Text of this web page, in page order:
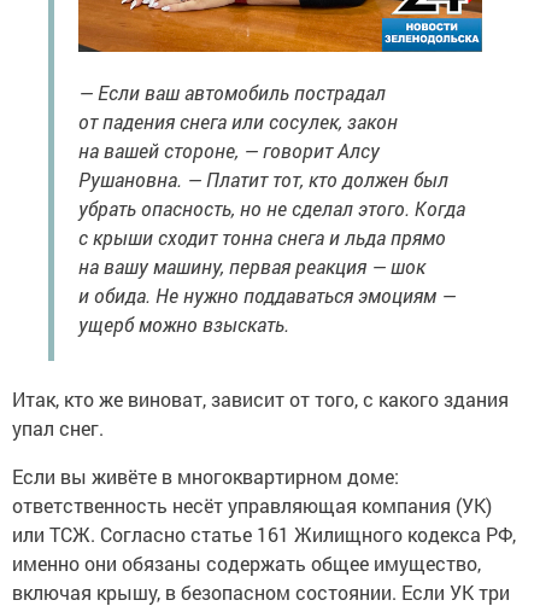
— Если ваш автомобиль пострадал
от падения снега или сосулек, закон
на вашей стороне, — говорит Алсу
Рушановна. — Платит тот, кто должен был
убрать опасность, но не сделал этого. Когда
с крыши сходит тонна снега и льда прямо
на вашу машину, первая реакция — шок
и обида. Не нужно поддаваться эмоциям —
ущерб можно взыскать.
Итак, кто же виноват, зависит от того, с какого здания
упал снег.
Если вы живёте в многоквартирном доме:
ответственность несёт управляющая компания (УК)
или ТСЖ. Согласно статье 161 Жилищного кодекса РФ,
именно они обязаны содержать общее имущество,
включая крышу, в безопасном состоянии. Если УК три